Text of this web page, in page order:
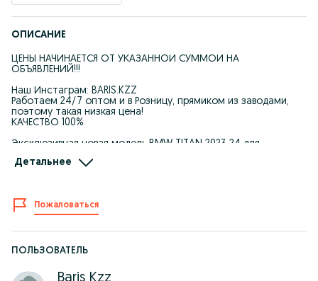
ОПИСАНИЕ
ЦЕНЫ НАЧИНАЕТСЯ ОТ УКАЗАННОЙ СУММОЙ НА
ОБЪЯВЛЕНИЙ!!!
Наш Инстаграм: BARIS.KZZ
Работаем 24/7 оптом и в Розницу, прямиком из заводами,
поэтому такая низкая цена!
КАЧЕСТВО 100%
Эксклюзивная новая модель BMW TITAN 2023 24 для
Особенности:
Полная комплектация
Качество!
Оптом и в розницу
Характеристика:
26 колеса
Детальнее
Пожаловаться
ПОЛЬЗОВАТЕЛЬ
Baris Kzz